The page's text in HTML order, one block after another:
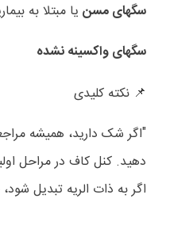
سگهای مسن یا مبتلا به
سگهای واکسینه نشده
📌 نکته کلیدی
"اگر شک دارید، همیشه
دهید. کنل کاف در مراحل
اگر به ذات الریه تبدیل